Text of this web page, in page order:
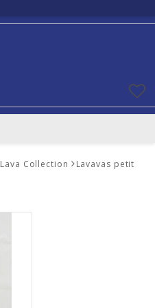
Lava Collection Lavavas petit